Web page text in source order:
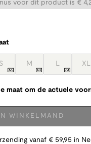
voor dit product is €
S M L XL
maat om de actuele
IN WINKELMAND
vanaf € 59,95 in